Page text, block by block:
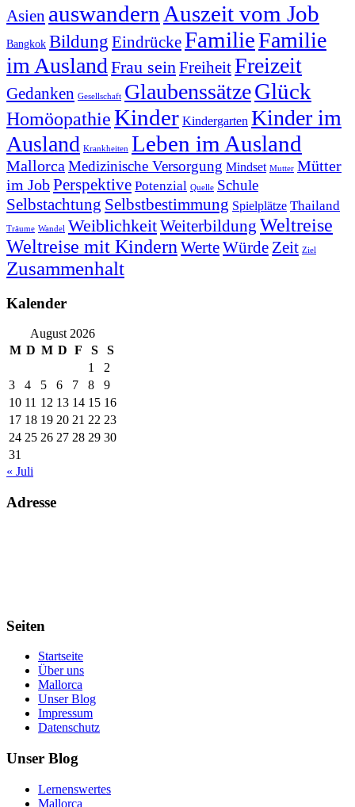
Asien auswandern Auszeit vom Job
Bangkok Bildung EindrückeFamilieFamilie
im Ausland Frau seinFreiheitFreizeit
Gedanken Gesellschaft GlaubenssätzeGlück
HomöopathieKinder Kindergarten Kinder im
Ausland Krankheiten Leben im Ausland
Mallorca Medizinische Versorgung Mindset Mutter Mütter
im JobPerspektive Potenzial Quelle Schule
Selbstachtung Selbstbestimmung Spielplätze Thailand
Träume Wandel WeiblichkeitWeiterbildung Weltreise
Weltreise mit Kindern WerteWürde Zeit Ziel
Zusammenhalt
Kalender
August 2026
M D M D F S
S
1
2
3
4 5 6 7 8
9
10 11 12 13 14 15 16
17 18 19 20 21 22 23
24 25 26 27 28 29 30
31
« Juli
Adresse
Seiten
Startseite
Über uns
Mallorca
Unser Blog
Impressum
Datenschutz
Unser Blog
Lernenswertes
Mallorca